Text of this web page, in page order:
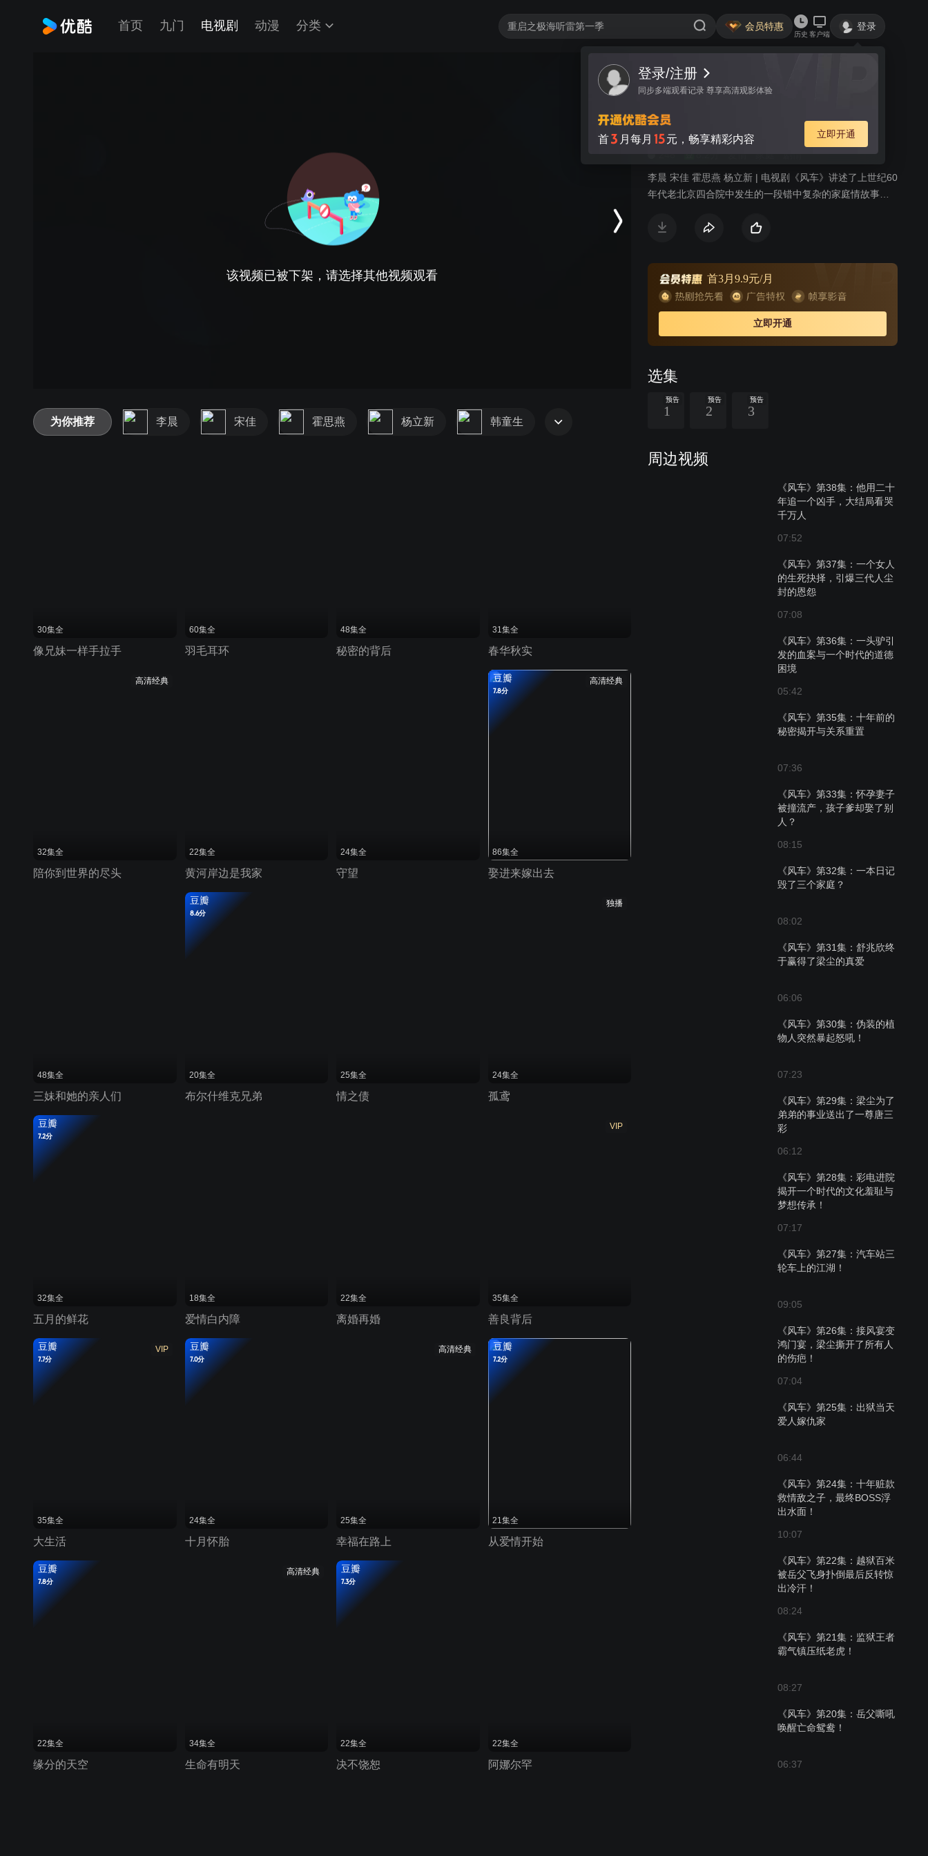
首页 九门 电视剧 动漫 分类 会员特惠
历史 客户端
登录
该视频已被下架，请选择其他视频观看
视频 讨论
风车
8.2分 爱情 家庭 剧情
李晨 宋佳 霍思燕 杨立新 | 电视剧《风车》讲述了上世纪60
年代老北京四合院中发生的一段错中复杂的家庭情故事，
的服装到室内的装潢，再到古香古色的老北京风貌的街
有一部分并不是北京人，要非常严格的说出北京的土活比
较困难，导演并没有对此进行严格的要求，不过，实力派
演员陈炜对自己的表演有着更加严格的要求，身为南京人
的她一定要讲出带有“北京味”的台词。她介绍说：“演员诠
释一个角色，最基本的是外貌，而语言台词就是最基本
首3月9.9元/月
立即开通
选集
预告
1
预告
2
预告
3
周边视频
《风车》第38集：他用二十
年追一个凶手，大结局看哭
千万人
07:52
《风车》第37集：一个女人
的生死抉择，引爆三代人尘
封的恩怨
07:08
《风车》第36集：一头驴引
发的血案与一个时代的道德
困境
05:42
《风车》第35集：十年前的
秘密揭开与关系重置
07:36
《风车》第33集：怀孕妻子
被撞流产，孩子爹却娶了别
人？
08:15
《风车》第32集：一本日记
毁了三个家庭？
08:02
《风车》第31集：舒兆欣终
于赢得了梁尘的真爱
06:06
《风车》第30集：伪装的植
物人突然暴起怒吼！
07:23
《风车》第29集：梁尘为了
弟弟的事业送出了一尊唐三
彩
06:12
《风车》第28集：彩电进院
揭开一个时代的文化羞耻与
梦想传承！
07:17
《风车》第27集：汽车站三
轮车上的江湖！
09:05
《风车》第26集：接风宴变
鸿门宴，梁尘撕开了所有人
的伤疤！
07:04
《风车》第25集：出狱当天
爱人嫁仇家
06:44
《风车》第24集：十年赃款
救情敌之子，最终BOSS浮
出水面！
10:07
《风车》第22集：越狱百米
被岳父飞身扑倒最后反转惊
出冷汗！
08:24
《风车》第21集：监狱王者
霸气镇压纸老虎！
08:27
《风车》第20集：岳父嘶吼
唤醒亡命鸳鸯！
06:37
为你推荐 李晨 宋佳 霍思燕 杨立新 韩童生
30集全
像兄妹一样手拉手
60集全
羽毛耳环
48集全
秘密的背后
31集全
春华秋实
高清经典
32集全
陪你到世界的尽头
22集全
黄河岸边是我家
24集全
守望
高清经典
豆瓣
7.8分
86集全
娶进来嫁出去
48集全
三妹和她的亲人们
豆瓣
8.6分
20集全
布尔什维克兄弟
25集全
情之债
独播
24集全
孤鸢
豆瓣
7.2分
32集全
五月的鲜花
18集全
爱情白内障
22集全
离婚再婚
VIP
35集全
善良背后
VIP
豆瓣
7.7分
35集全
大生活
豆瓣
7.0分
24集全
十月怀胎
高清经典
25集全
幸福在路上
豆瓣
7.2分
21集全
从爱情开始
豆瓣
7.8分
22集全
缘分的天空
高清经典
34集全
生命有明天
豆瓣
7.3分
22集全
决不饶恕
22集全
阿娜尔罕